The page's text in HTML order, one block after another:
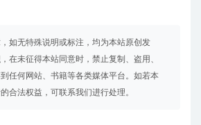
如无特殊说明或标注，均为本站原创发
在未征得本站同意时，禁止复制、盗用、
任何网站、书籍等各类媒体平台。如若本
合法权益，可联系我们进行处理。